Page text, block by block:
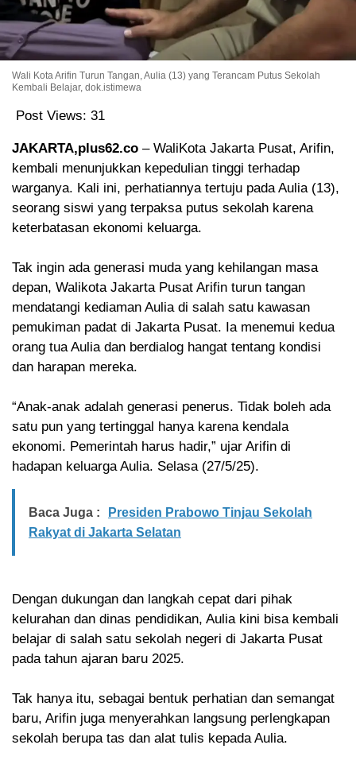
Wali Kota Arifin Turun Tangan, Aulia (13) yang Terancam Putus Sekolah
Kembali Belajar, dok.istimewa
Post Views: 31
JAKARTA,plus62.co – WaliKota Jakarta Pusat, Arifin,
kembali menunjukkan kepedulian tinggi terhadap
warganya. Kali ini, perhatiannya tertuju pada Aulia (13),
seorang siswi yang terpaksa putus sekolah karena
keterbatasan ekonomi keluarga.
Tak ingin ada generasi muda yang kehilangan masa
depan, Walikota Jakarta Pusat Arifin turun tangan
mendatangi kediaman Aulia di salah satu kawasan
pemukiman padat di Jakarta Pusat. Ia menemui kedua
orang tua Aulia dan berdialog hangat tentang kondisi
dan harapan mereka.
“Anak-anak adalah generasi penerus. Tidak boleh ada
satu pun yang tertinggal hanya karena kendala
ekonomi. Pemerintah harus hadir,” ujar Arifin di
hadapan keluarga Aulia. Selasa (27/5/25).
Baca Juga :
Presiden Prabowo Tinjau Sekolah
Rakyat di Jakarta Selatan
Dengan dukungan dan langkah cepat dari pihak
kelurahan dan dinas pendidikan, Aulia kini bisa kembali
belajar di salah satu sekolah negeri di Jakarta Pusat
pada tahun ajaran baru 2025.
Tak hanya itu, sebagai bentuk perhatian dan semangat
baru, Arifin juga menyerahkan langsung perlengkapan
sekolah berupa tas dan alat tulis kepada Aulia.